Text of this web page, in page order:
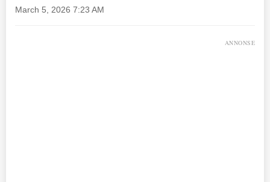
March 5, 2026 7:23 AM
ANNONSE